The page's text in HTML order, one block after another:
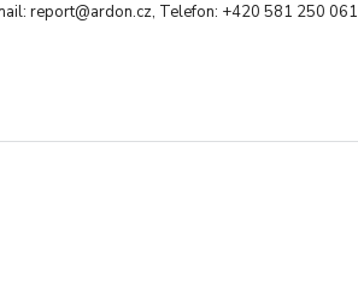
report@ardon.cz, Telefon: +420 581 250 061